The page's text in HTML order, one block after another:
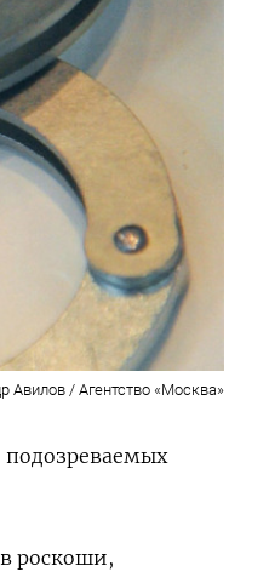
Авилов / Агентство «Москва»
подозреваемых
роскоши,